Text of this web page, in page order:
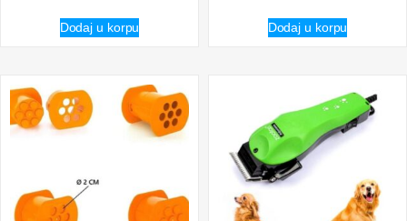
Dodaj u korpu Dodaj u korpu